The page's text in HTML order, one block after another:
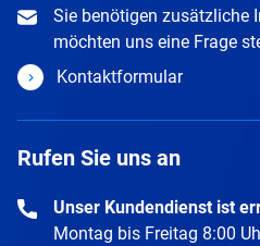
Sie benötigen zusätzliche
möchten uns eine Frage
Kontaktformular
Rufen Sie uns an
Unser Kundendienst ist
Montag bis Freitag 8:00